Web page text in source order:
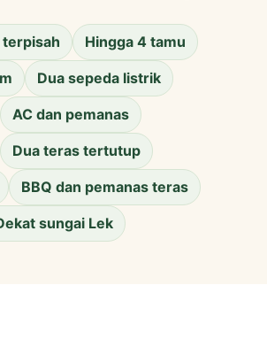
terpisah Hingga 4 tamu
Dua sepeda listrik
AC dan pemanas
Dua teras tertutup
BBQ dan pemanas teras
sungai Lek